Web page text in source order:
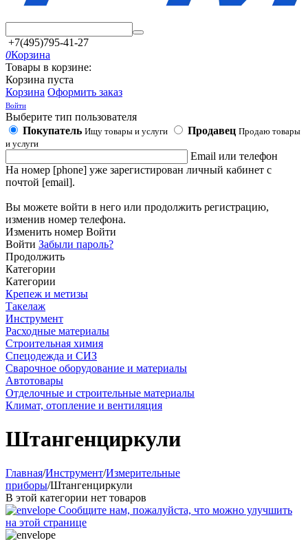
+7(495)795-41-27
0Корзина
Товары в корзине:
Корзина пуста
Корзина Оформить заказ
Войти
Выберите тип пользователя
Покупатель Ищу товары и услуги Продавец Продаю товары
и услуги
Email или телефон
На номер [phone] уже зарегистирован личный кабинет с
почтой [email].
Вы можете войти в него или продолжить регистрацию,
изменив номер телефона.
Изменить номер Войти
Войти Забыли пароль?
Продолжить
Категории
Категории
Крепеж и метизы
Такелаж
Инструмент
Расходные материалы
Строительная химия
Спецодежда и СИЗ
Сварочное оборудование и материалы
Автотовары
Отделочные и строительные материалы
Климат, отопление и вентиляция
Штангенциркули
Главная/Инструмент/Измерительные
приборы/Штангенциркули
В этой категории нет товаров
Сообщите нам, пожалуйста, что можно улучшить
на этой странице